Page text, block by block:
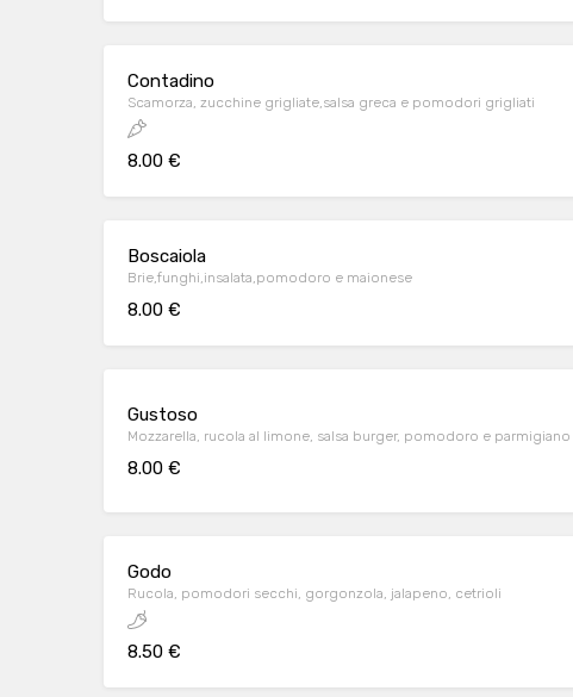
Contadino
Scamorza, zucchine grigliate,salsa greca e pomodori grigliati
8.00 €
Boscaiola
Brie,funghi,insalata,pomodoro e maionese
8.00 €
Gustoso
Mozzarella, rucola al limone, salsa burger, pomodoro e parmigiano
8.00 €
Godo
Rucola, pomodori secchi, gorgonzola, jalapeno, cetrioli
8.50 €